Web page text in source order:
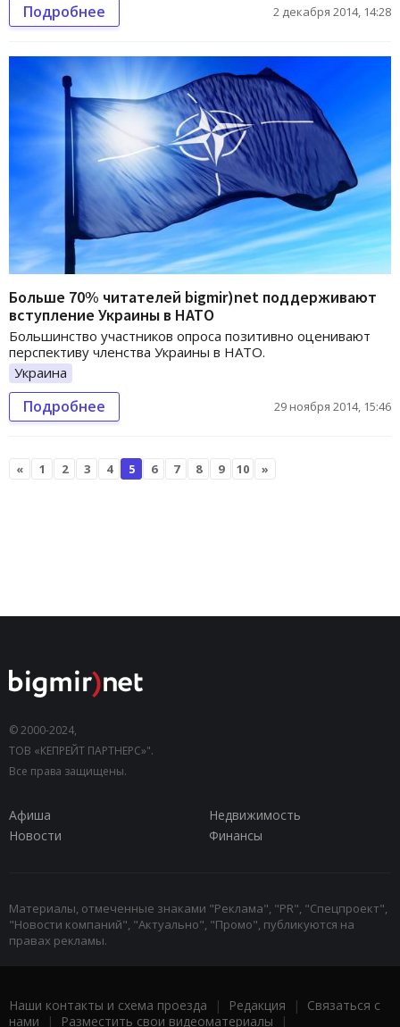
Подробнее 2 декабря 2014, 14:28
Больше 70% читателей bigmir)net поддерживают
вступление Украины в НАТО
Большинство участников опроса позитивно оценивают
перспективу членства Украины в НАТО.
Украина
Подробнее 29 ноября 2014, 15:46
« 1 2 3 4 5 6 7 8 9 10 »
© 2000-2024,
ТОВ «КЕПРЕЙТ ПАРТНЕРС»".
Все права защищены.
Афиша
Недвижимость
Новости
Финансы
Материалы, отмеченные знаками "Реклама", "PR", "Спецпроект",
"Новости компаний", "Актуально", "Промо", публикуются на
правах рекламы.
Наши контакты и схема проезда | Редакция | Связаться с
нами | Разместить свои видеоматериалы |